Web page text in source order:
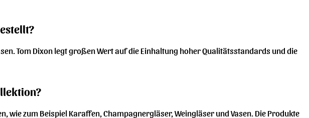
Tom Dixon legt großen Wert auf die Einhaltung hoher Qualitätsstandards und die
wie zum Beispiel Karaffen, Champagnergläser, Weingläser und Vasen. Die Produkte